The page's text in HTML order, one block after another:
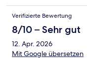
sofort verlassen , man
noch viel zu tun. Wir
Gehen, trotzdem hat
irritiert. Vielleicht ist es
überlasse, ohne
angemessen umgehen.
Verifizierte Bewertung
8/10 – Sehr gut
12. Apr. 2026
Mit Google übersetzen